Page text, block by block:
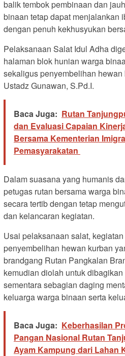
balik tembok pembinaan dan
binaan tetap dapat menjalankan
dengan penuh kekhusyukan
Pelaksanaan Salat Idul Adha
halaman blok hunian warga
sekaligus penyembelihan
Ustadz Gunawan, S.Pd.I.
Baca Juga: Rutan
dan Evaluasi Capaian
Bersama Kementerian
Pemasyarakatan
Dalam suasana yang humanis
petugas rutan bersama warga
secara tertib dengan tetap
dan kelancaran kegiatan.
Usai pelaksanaan salat,
penyembelihan hewan kurban
brandgang Rutan Pangkalan
kemudian diolah untuk
sementara sebagian daging
keluarga warga binaan serta
Baca Juga: Keberhasilan
Pangan Nasional Rutan
Ayam Kampung dari Lahan